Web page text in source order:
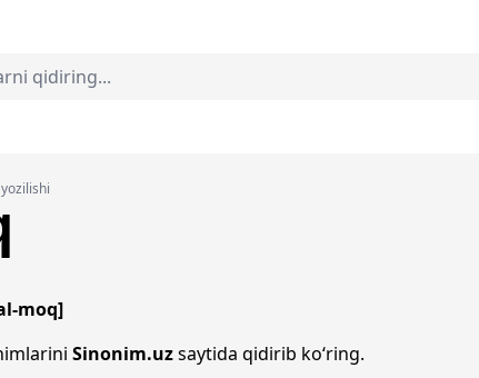
moq]
Sinonim.uzsaytida qidirib ko‘ring.